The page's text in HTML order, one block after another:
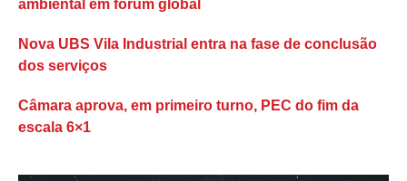
ambiental em fórum global
Nova UBS Vila Industrial entra na fase de conclusão
dos serviços
Câmara aprova, em primeiro turno, PEC do fim da
escala 6×1